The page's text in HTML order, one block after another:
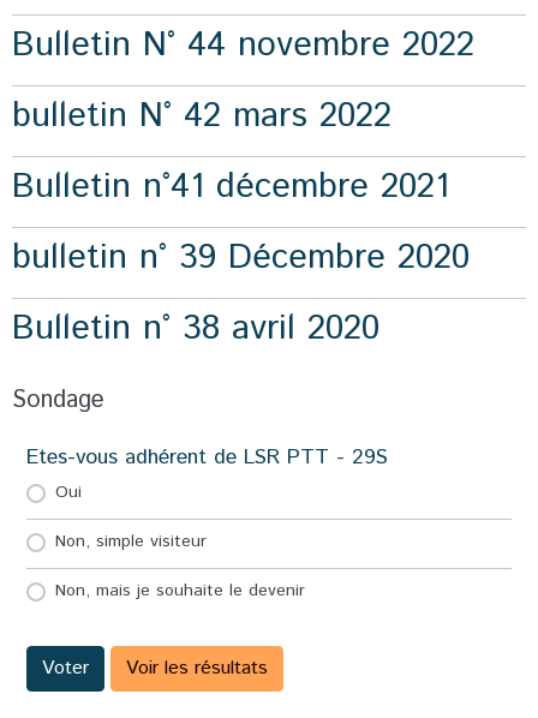
Bulletin N° 44 novembre 2022
bulletin N° 42 mars 2022
Bulletin n°41 décembre 2021
bulletin n° 39 Décembre 2020
Bulletin n° 38 avril 2020
Sondage
Etes-vous adhérent de LSR PTT - 29S
Oui
Non, simple visiteur
Non, mais je souhaite le devenir
Voter Voir les résultats